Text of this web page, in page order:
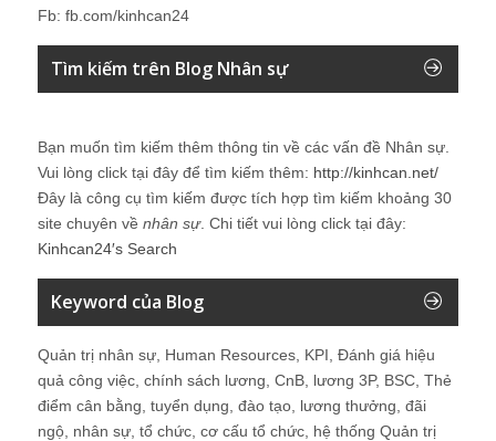
Fb: fb.com/kinhcan24
Tìm kiếm trên Blog Nhân sự
Bạn muốn tìm kiếm thêm thông tin về các vấn đề Nhân sự
Vui lòng click tại đây để tìm kiếm thêm: http://kinhcan.net/
Đây là công cụ tìm kiếm được tích hợp tìm kiếm khoảng 30
site chuyên về nhân sự. Chi tiết vui lòng click tại đây:
Kinhcan24′s Search
Keyword của Blog
Quản trị nhân sự, Human Resources, KPI, Đánh giá hiệu
quả công việc, chính sách lương, CnB, lương 3P, BSC, Thẻ
điểm cân bằng, tuyển dụng, đào tạo, lương thưởng, đãi
ngộ, nhân sự, tổ chức, cơ cấu tổ chức, hệ thống Quản trị